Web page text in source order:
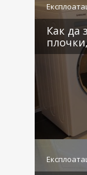
Как да